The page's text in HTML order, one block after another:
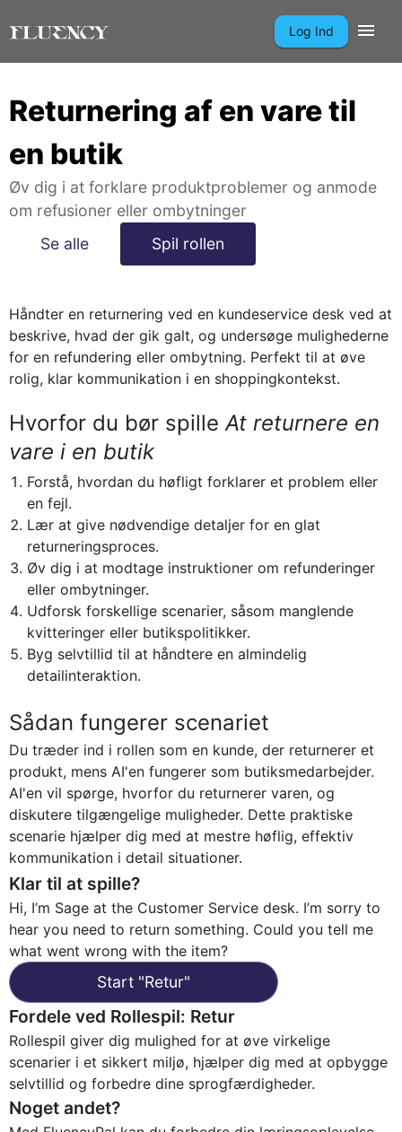
Log Ind
Returnering af en vare til
en butik
Øv dig i at forklare produktproblemer og anmode
om refusioner eller ombytninger
Se alle
Spil rollen
Håndter en returnering ved en kundeservice desk ved at
beskrive, hvad der gik galt, og undersøge mulighederne
for en refundering eller ombytning. Perfekt til at øve
rolig, klar kommunikation i en shoppingkontekst.
Hvorfor du bør spilleAt returnere en
vare i en butik
Forstå, hvordan du høfligt forklarer et problem eller
en fejl.
Lær at give nødvendige detaljer for en glat
returneringsproces.
Øv dig i at modtage instruktioner om refunderinger
eller ombytninger.
Udforsk forskellige scenarier, såsom manglende
kvitteringer eller butikspolitikker.
Byg selvtillid til at håndtere en almindelig
detailinteraktion.
Sådan fungerer scenariet
Du træder ind i rollen som en kunde, der returnerer et
produkt, mens AI'en fungerer som butiksmedarbejder.
AI'en vil spørge, hvorfor du returnerer varen, og
diskutere tilgængelige muligheder. Dette praktiske
scenarie hjælper dig med at mestre høflig, effektiv
kommunikation i detail situationer.
Klar til at spille?
Hi, I’m Sage at the Customer Service desk. I’m sorry to
hear you need to return something. Could you tell me
what went wrong with the item?
Start "Retur"
Fordele ved Rollespil: Retur
Rollespil giver dig mulighed for at øve virkelige
scenarier i et sikkert miljø, hjælper dig med at opbygge
selvtillid og forbedre dine sprogfærdigheder.
Noget andet?